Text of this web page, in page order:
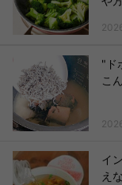
"ド
こ
イ
え